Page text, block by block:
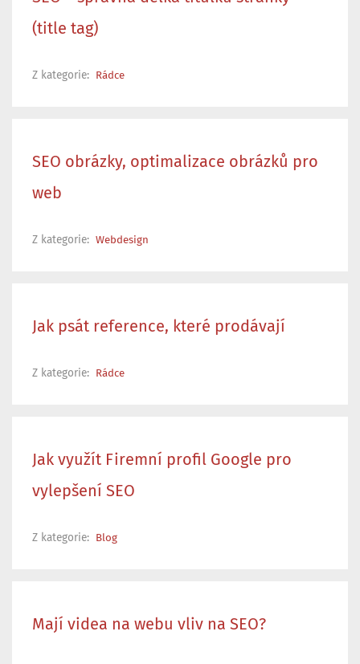
(title tag)
Z kategorie: Rádce
SEO obrázky, optimalizace obrázků pro
web
Z kategorie: Webdesign
Jak psát reference, které prodávají
Z kategorie: Rádce
Jak využít Firemní profil Google pro
vylepšení SEO
Z kategorie: Blog
Mají videa na webu vliv na SEO?